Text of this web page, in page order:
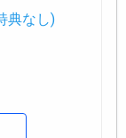
典なし)